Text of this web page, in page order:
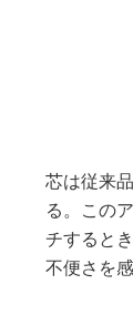
芯は従来
る。この
チすると
不便さを